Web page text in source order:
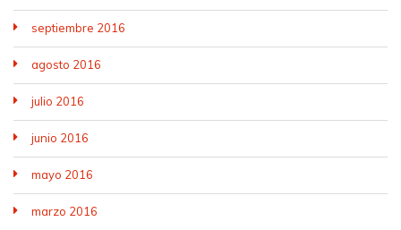
septiembre 2016
agosto 2016
julio 2016
junio 2016
mayo 2016
marzo 2016